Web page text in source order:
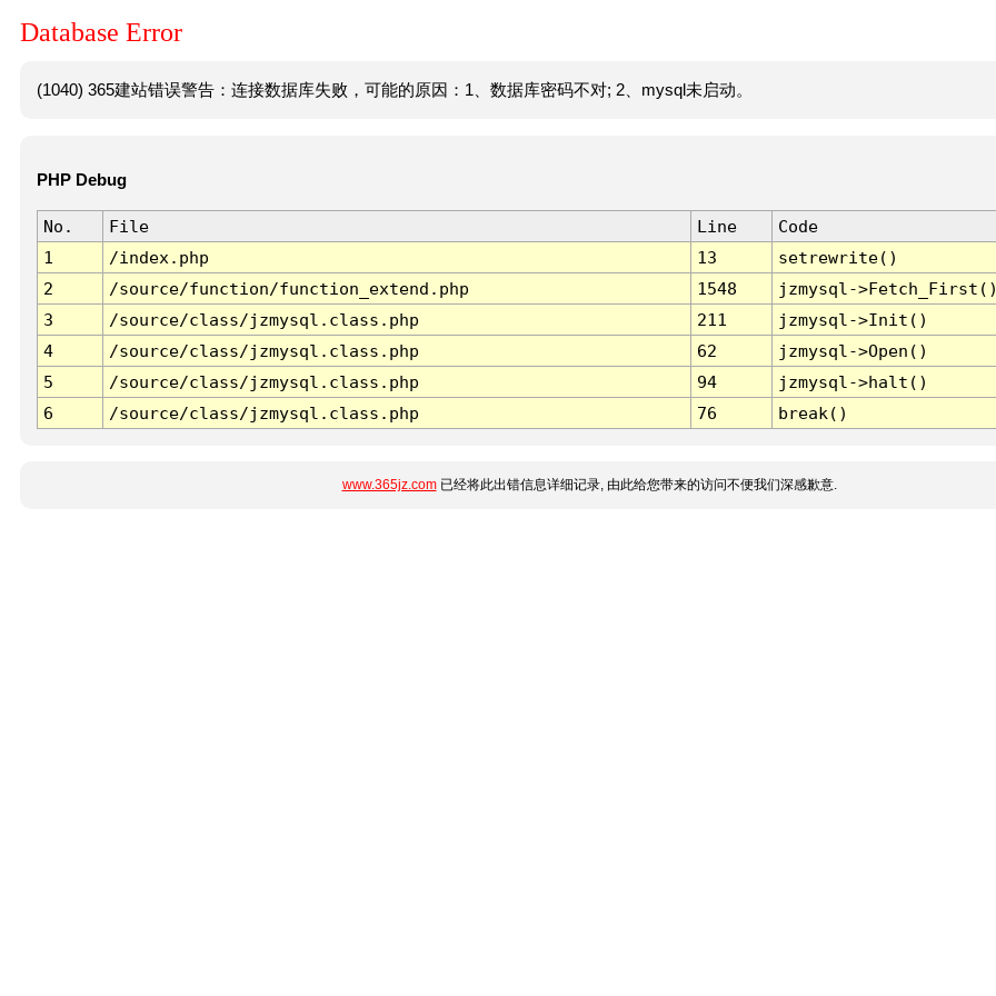
Database Error
(1040) 365建站错误警告：连接数据库失败，可能的原因：1、数据库密码不对; 2、mysql未启动。
PHP Debug
No. File Line
Code
1
/index.php 13
setrewrite()
2
/source/function/function_extend.php 1548
jzmysql-
3
/source/class/jzmysql.class.php 211
jzmysql->Init()
4
/source/class/jzmysql.class.php 62
jzmysql->Open()
5
/source/class/jzmysql.class.php 94
jzmysql->halt()
6
/source/class/jzmysql.class.php 76 break()
www.365jz.com已经将此出错信息详细记录, 由此给您带来的访问不便我们深感歉意.